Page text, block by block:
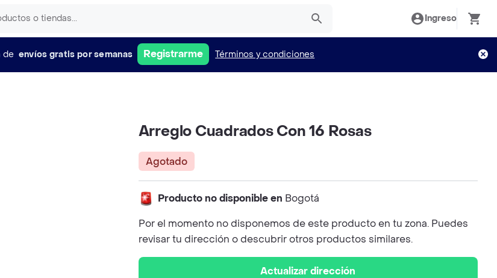
Ingreso
de envíos gratis por semanas Registrarme Términos y condiciones
Arreglo Cuadrados Con 16 Rosas
Agotado
Producto no disponible en Bogotá
Por el momento no disponemos de este producto en tu zona. Puedes
revisar tu dirección o descubrir otros productos similares.
Actualizar dirección